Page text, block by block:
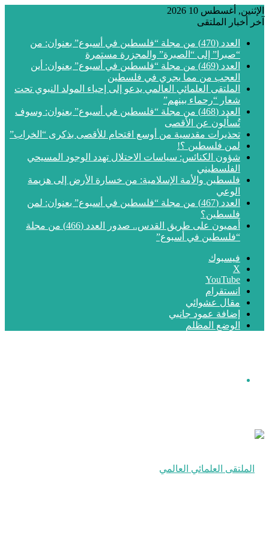
الإثنين, أغسطس 10 2026
آخر أخبار الملتقى
العدد (470) من مجلة “فلسطين في أسبوع” بعنوان: من
“صبرا” إلى “الصبرة” والمجزرة مستمرة
العدد (469) من مجلة “فلسطين في أسبوع” بعنوان: أين
العجب من مما يجري في فلسطين
الملتقى العلمائي العالمي يدعو إلى إحياء المولد النبوي تحت
شعار “رحماء بينهم”
العدد (468) من مجلة “فلسطين في أسبوع” بعنوان: وسوف
تُسألون عن الأقصى
تحذيرات مقدسية من أوسع اقتحام للأقصى بذكرى “الخراب”
لمن فلسطين ؟!
شؤون الكنائس: سياسات الاحتلال تهدد الوجود المسيحي
الفلسطيني
فلسطين والأمة الإسلامية: من خسارة الأرض إلى هزيمة
الوعي
العدد (467) من مجلة “فلسطين في أسبوع” بعنوان: لمن
فلسطين؟
أمميون على طريق القدس.. صدور العدد (466) من مجلة
“فلسطين في أسبوع”
فيسبوك
‫X
‫YouTube
انستقرام
مقال عشوائي
إضافة عمود جانبي
الوضع المظلم